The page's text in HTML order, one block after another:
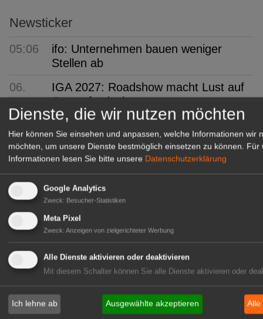
Newsticker
05:06
ifo: Unternehmen bauen weniger
Stellen ab
06.
Aug
IGA 2027: Roadshow macht Lust auf
Gartenfestival
Aug
BdS: Neue Version der
Staudendatenbank
06.
Aug
BfR, MRI und BZfE: Aus drei mach
eins
06.
Aug
Philadelphia: 55. Fleuroselect-
Convention
06. Aug Javo: Stellt Javo Orange vor
06. Aug PKM: Ein neues Kapitel beginnt
06.
Aug
Gramoflor: Isabell Brügger verstärkt
Gartenbauliche Fachberatung
Dienste, die wir nutzen möchten
Hier können Sie einsehen und anpassen, welche Informationen wir
möchten, um unsere Dienste bestmöglich einsetzen zu können. Für
Informationen lesen Sie bitte unsere Datenschutzerklärung
Google Analytics
Zweck: Besucher-Statistiken
Meta Pixel
Zweck: Anzeigen von zielgerichteter Werbung
Alle Dienste aktivieren oder deaktivieren
Mit diesem Schalter können Sie alle Dienste aktivieren oder
Ich lehne ab Ausgewählte akzeptieren Alle